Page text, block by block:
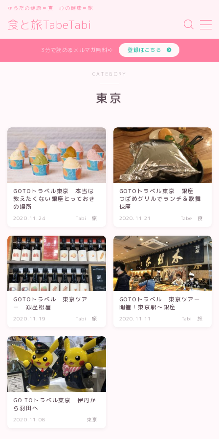
食と旅TabeTabi
からだの健康＝食 心の健康＝旅
MENU
あなたの体質を無料で診断します
お問い合わせフォーム
デモプリセット記事 #3
デモプリセット記事 #4
デモプリセット記事 #5
デモプリセット記事 #7
プライバシーポリシー
プライバシーポリシー
プロフィールと主な仕事の実績
体質診断テスト
利用規約／特定商取引法に基づく表記
有料記事の決済完了ページ
株式会社TabeTabiプロフィール
特定商取引法に基づく表記
運営者情報
長谷川葉子の活動
3分で読めるメルマガ無料⇨ 登録はこちら
CATEGORY
東京
GOTOトラベル東京 本当は
教えたくない銀座とっておき
の場所
2020.11.24 Tabi 旅
GOTOトラベル東京 銀座
つばめグリルでランチ＆歌舞
伎座
2020.11.21 Tabe 食
GOTOトラベル 東京ツア
ー 銀座松屋
2020.11.19 Tabi 旅
GOTOトラベル 東京ツアー
開催！東京駅～銀座
2020.11.11 Tabi 旅
GO TOトラベル東京 伊丹か
ら羽田へ
2020.11.08 東京